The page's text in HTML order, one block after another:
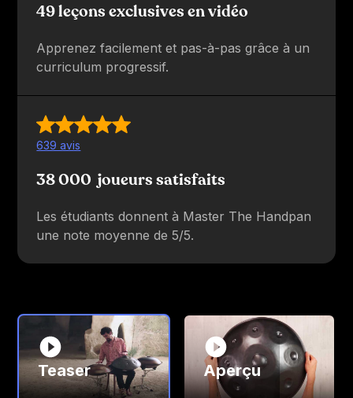
49 leçons exclusives en vidéo
Apprenez facilement et pas-à-pas grâce à un
curriculum progressif.
639 avis
38 000 joueurs satisfaits
Les étudiants donnent à Master The Handpan
une note moyenne de 5/5.
Teaser Aperçu